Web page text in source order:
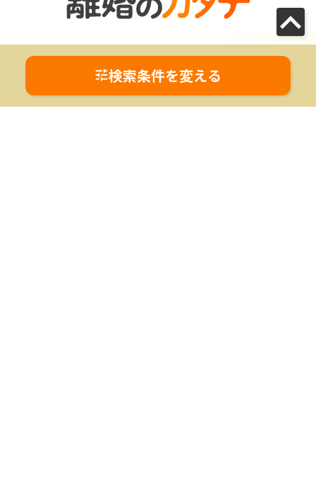
検索条件を変える
朝日新聞社が運営する｢離婚のカタチ｣は、離婚の悩みに
寄り添うポータルサイトです。
｢踏み出す一歩 未来の選択｣をコンセプトに、 離婚で悩む人を